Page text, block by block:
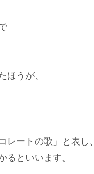
ほうが、
レートの歌」と表し、
るといいます。